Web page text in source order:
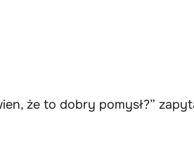
że to dobry pomysł?”